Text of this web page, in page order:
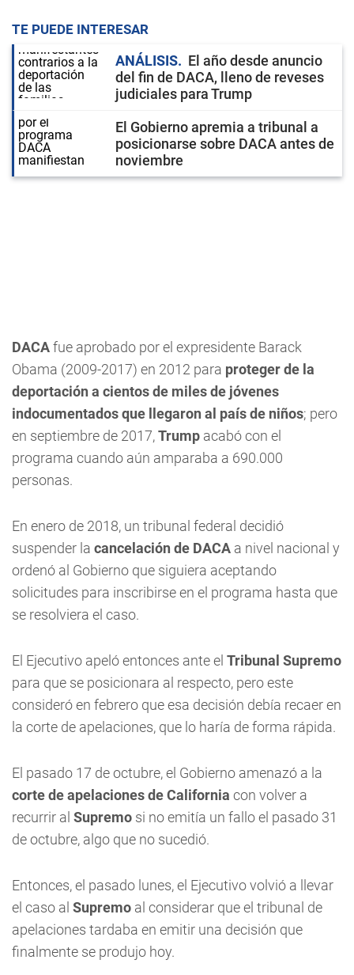
TE PUEDE INTERESAR
ANÁLISIS
El año desde anuncio
del fin de DACA, lleno de reveses
judiciales para Trump
El Gobierno apremia a tribunal a
posicionarse sobre DACA antes de
noviembre
DACAfue aprobado por el expresidente Barack
Obama (2009-2017) en 2012 para proteger de la
deportación a cientos de miles de jóvenes
indocumentadosque llegaron al país de niños; pero
en septiembre de 2017,Trump acabó con el
programa cuando aún amparaba a 690.000
personas.
En enero de 2018, un tribunal federal decidió
suspender la cancelación de DACA a nivel nacional y
ordenó al Gobierno que siguiera aceptando
solicitudes para inscribirse en el programa hasta que
se resolviera el caso.
El Ejecutivo apeló entonces ante el Tribunal Supremo
para que se posicionara al respecto, pero este
consideró en febrero que esa decisión debía recaer en
la corte de apelaciones, que lo haría de forma rápida.
El pasado 17 de octubre, el Gobierno amenazó a la
corte de apelaciones de California con volver a
recurrir al Supremo si no emitía un fallo el pasado 31
de octubre, algo que no sucedió.
Entonces, el pasado lunes, el Ejecutivo volvió a llevar
el caso al Supremo al considerar que el tribunal de
apelaciones tardaba en emitir una decisión que
finalmente se produjo hoy.